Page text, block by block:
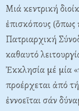
Μιά κεντρική
ἐπισκόπους
Πατριαρχική
καθαυτό
Ἐκκλησία μέ μία
προέρχεται ἀπό
ἐννοεῖται σάν